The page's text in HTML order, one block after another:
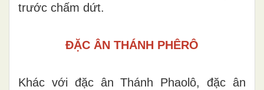
trước chấm dứt.
ĐẶC ÂN THÁNH PHÊRÔ
Khác với đặc ân Thánh Phaolô,đặc ân